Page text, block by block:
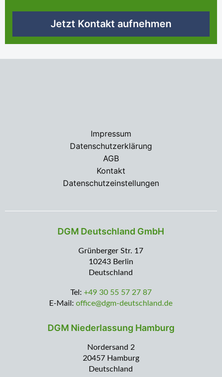
Jetzt Kontakt aufnehmen
Impressum
Datenschutzerklärung
AGB
Kontakt
Datenschutzeinstellungen
DGM Deutschland GmbH
Grünberger Str. 17
10243 Berlin
Deutschland
Tel: +49 30 55 57 27 87
E-Mail:office@dgm-deutschland.de
DGM Niederlassung Hamburg
Nordersand 2
20457 Hamburg
Deutschland